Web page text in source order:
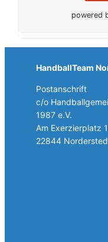
powered
HandballTeam
Postanschrift
c/o
1987 e.V.
Am Exerzierplatz
22844